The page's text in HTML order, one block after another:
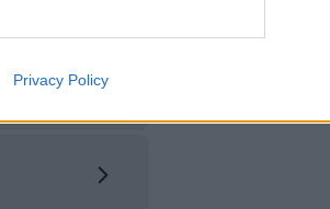
Privacy Policy